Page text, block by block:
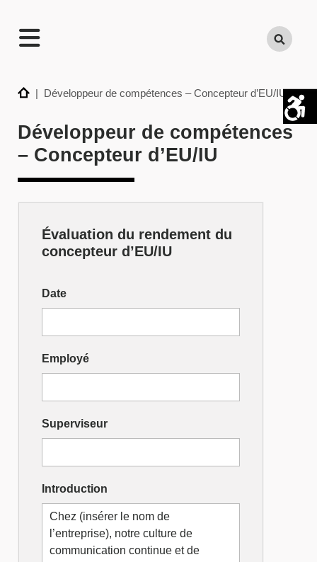
Search
Home| Développeur de compétences – Concepteur d’EU/IU
Développeur de compétences
– Concepteur d’EU/IU
Développeur
compétences
–
Concepteur
d’EU/IU
Évaluation du rendement du
concepteur d’EU/IU
Date
Employé
Superviseur
Introduction